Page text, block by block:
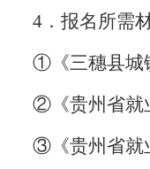
4．报名所需
①《三穗县城
②《贵州省就
③《贵州省就